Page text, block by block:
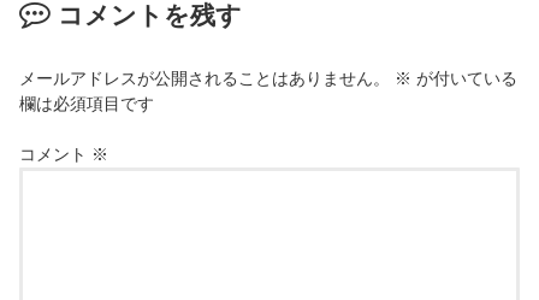
コメントを残す
メールアドレスが公開されることはありません。 ※ が付いている
欄は必須項目です
コメント ※